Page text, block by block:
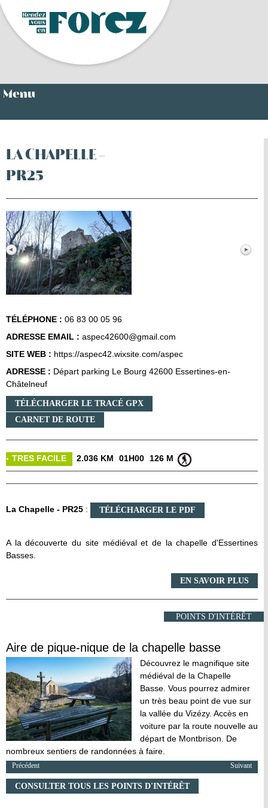
Menu
LA CHAPELLE -
PR25
TÉLÉPHONE : 06 83 00 05 96
ADRESSE EMAIL : aspec42600@gmail.com
SITE WEB : https://aspec42.wixsite.com/aspec
ADRESSE : Départ parking Le Bourg 42600 Essertines-en-
Châtelneuf
TÉLÉCHARGER LE TRACÉ GPX
CARNET DE ROUTE
TRES FACILE 2.036 KM 01H00 126 M
La Chapelle - PR25 : TÉLÉCHARGER LE PDF
A la découverte du site médiéval et de la chapelle d'Essertines
Basses.
EN SAVOIR PLUS
POINTS D'INTÉRÊT
Aire de pique-nique de la chapelle basse
Découvrez le magnifique site
médiéval de la Chapelle
Basse. Vous pourrez admirer
un très beau point de vue sur
la vallée du Vizézy. Accès en
voiture par la route nouvelle au
départ de Montbrison. De
nombreux sentiers de randonnées à faire.
Précédent Suivant
CONSULTER TOUS LES POINTS D'INTÉRÊT